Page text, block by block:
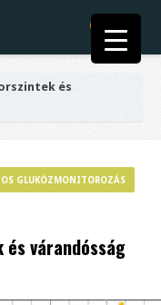
és
GLUKÓZMONITOROZÁS
és várandósság